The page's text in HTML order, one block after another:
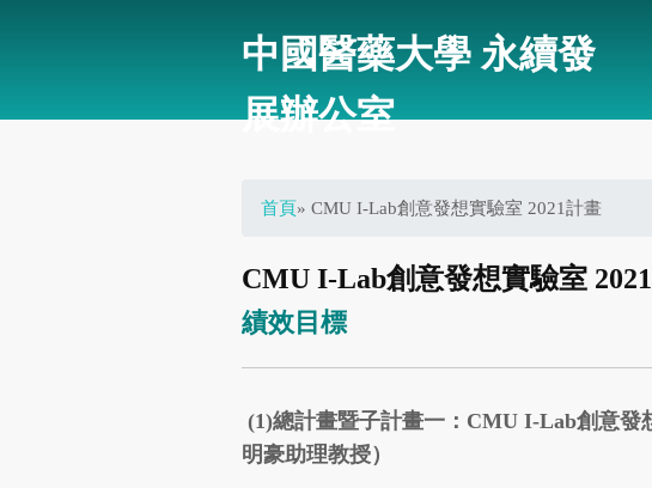
中國醫藥大學 永續發
展辦公室
您在這裡
首頁» CMU I-Lab創意發想實驗室 2021計畫
CMU I-Lab創意發想實驗室
績效目標
(1)總計畫暨子計畫一：CMU I-Lab創意發
明豪助理教授）